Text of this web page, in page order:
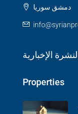
دمشق سوريا
الإخبارية
Properties